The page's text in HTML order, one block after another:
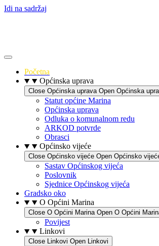
Idi na sadržaj
Početna
Općinska uprava
Close Općinska uprava Open Općinska
Statut općine Marina
Općinska uprava
Odluka o komunalnom redu
ARKOD potvrde
Obrasci
Općinsko vijeće
Close Općinsko vijeće Open Općinsko
Sastav Općinskog vijeća
Poslovnik
Sjednice Općinskog vijeća
Gradsko oko
O Općini Marina
Close O Općini Marina Open O Općini
Povijest
Linkovi
Close Linkovi Open Linkovi